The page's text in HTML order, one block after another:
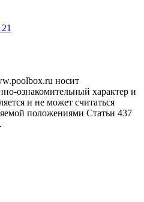
носит
ознакомительный характер и
и не может считаться
положениями Статьи 437